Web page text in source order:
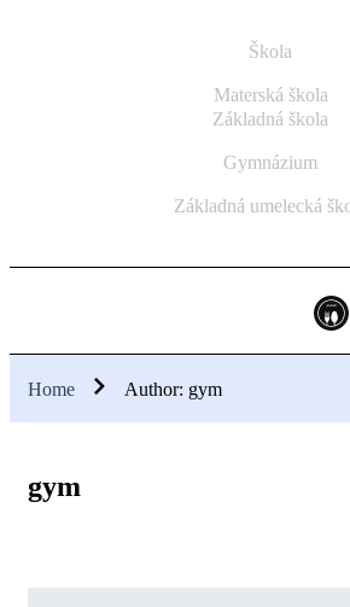
Škola
Materská škola
Základná škola
Gymnázium
Základná umelecká
Home Author: gym
gym